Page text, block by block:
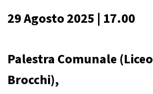
29 Agosto 2025 | 17.00
Palestra Comunale (Liceo
Brocchi),